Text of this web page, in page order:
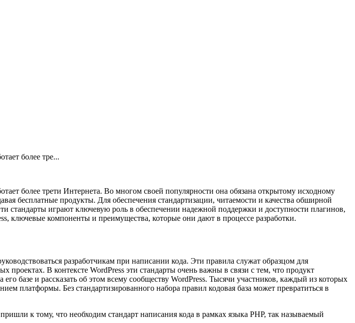
более тре...
более трети Интернета. Во многом своей популярности она обязана открытому исходному
бесплатные продукты. Для обеспечения стандартизации, читаемости и качества обширной
стандарты играют ключевую роль в обеспечении надежной поддержки и доступности плагинов,
ключевые компоненты и преимущества, которые они дают в процессе разработки.
разработчикам при написании кода. Эти правила служат образцом для
проектах. В контексте WordPress эти стандарты очень важны в связи с тем, что продукт
базе и рассказать об этом всему сообществу WordPress. Тысячи участников, каждый из которых
платформы. Без стандартизированного набора правил кодовая база может превратиться в
к тому, что необходим стандарт написания кода в рамках языка PHP, так называемый